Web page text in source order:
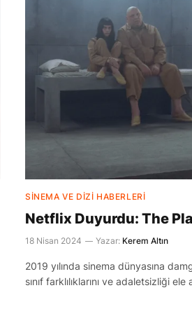
SINEMA VE DIZI HABERLERI
Netflix Duyurdu: The
18 Nisan 2024 Yazar: Kerem Altın
2019 yılında sinema dünyasına
sınıf farklılıklarını ve adaletsizliği